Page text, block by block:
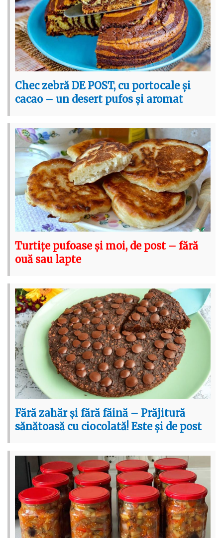
Chec zebră DE POST, cu portocale și
cacao – un desert pufos și aromat
Turtițe pufoase și moi, de post – fără
ouă sau lapte
Fără zahăr și fără făină – Prăjitură
sănătoasă cu ciocolată! Este și de post